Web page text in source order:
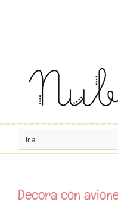
Ir a...
Decora con